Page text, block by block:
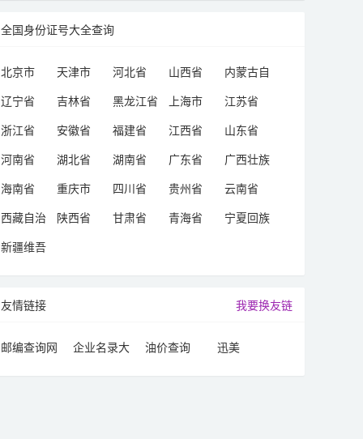
全国身份证号大全查询
北京市 天津市 河北省 山西省
内蒙古自
治区
辽宁省 吉林省 黑龙江省 上海市
江苏省
浙江省
安徽省 福建省 江西省
山东省
河南省
湖北省 湖南省 广东省
广西壮族
自治区
海南省 重庆市 四川省 贵州省
云南省
西藏自治
区
陕西省 甘肃省 青海省
宁夏回族
新疆维吾
友情链接 我要换友链
邮编查询网
企业名录大
油价查询 迅美